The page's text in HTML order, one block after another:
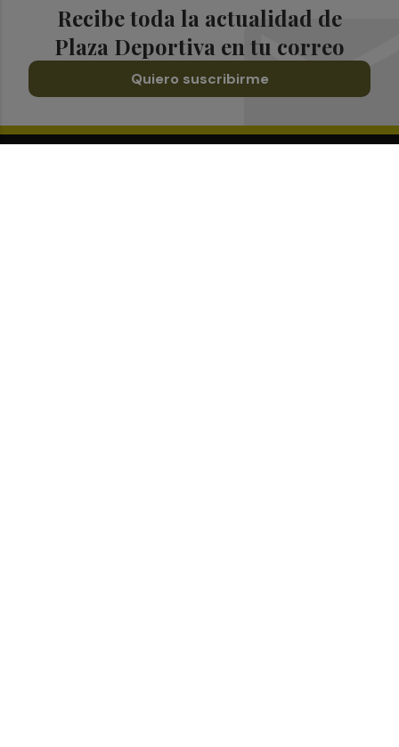
Recibe toda la actualidad de
Plaza Deportiva en tu correo
Quiero suscribirme